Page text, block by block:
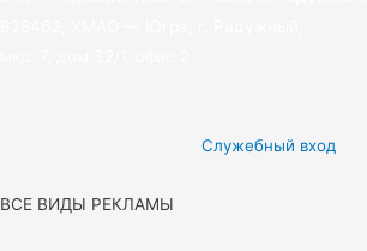
Служебный вход
ВСЕ ВИДЫ РЕКЛАМЫ